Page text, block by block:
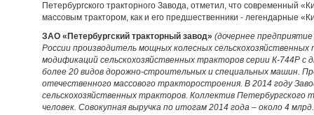
Петербургского тракторного Завода, отметил, что современный
массовым трактором, как и его предшественники - легендарные
ЗАО «Петербургский тракторный завод» (дочернее
России производитель мощных колесных
модификаций сельскохозяйственных тракторов серии К-744Р
более 20 видов дорожно-строительных и специальных машин.
отечественного массового тракторостроения. В 2014 году
сельскохозяйственных тракторов. Коллектив Петербургского
человек. Совокупная выручка по итогам 2014 года – около 4